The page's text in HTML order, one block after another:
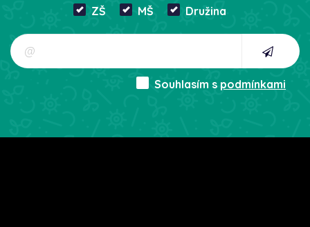
ZŠ MŠ Družina
Souhlasím s podmínkami